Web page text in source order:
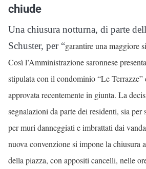
chiude
Una chiusura notturna, di parte
Schuster, per “garantireuna maggiore
Così l’Amministrazione saronnese
stipulata con il condominio “Le Terrazze”
approvata recentemente in giunta. La
segnalazioni da parte dei residenti, sia per
per muri danneggiati e imbrattati dai
nuova convenzione si impone la chiusura
della piazza, con appositi cancelli, nelle